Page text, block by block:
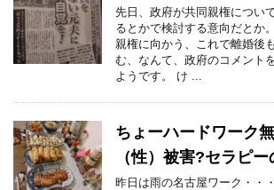
先日、政府が共同親権につい
るとかで検討する意向だとか
親権に向かう、これで離婚後
む、なんて、政府のコメント
ようです。 け ...
ちょーハードワーク
（性）被害?セラピ
昨日は雨の名古屋ワーク・・